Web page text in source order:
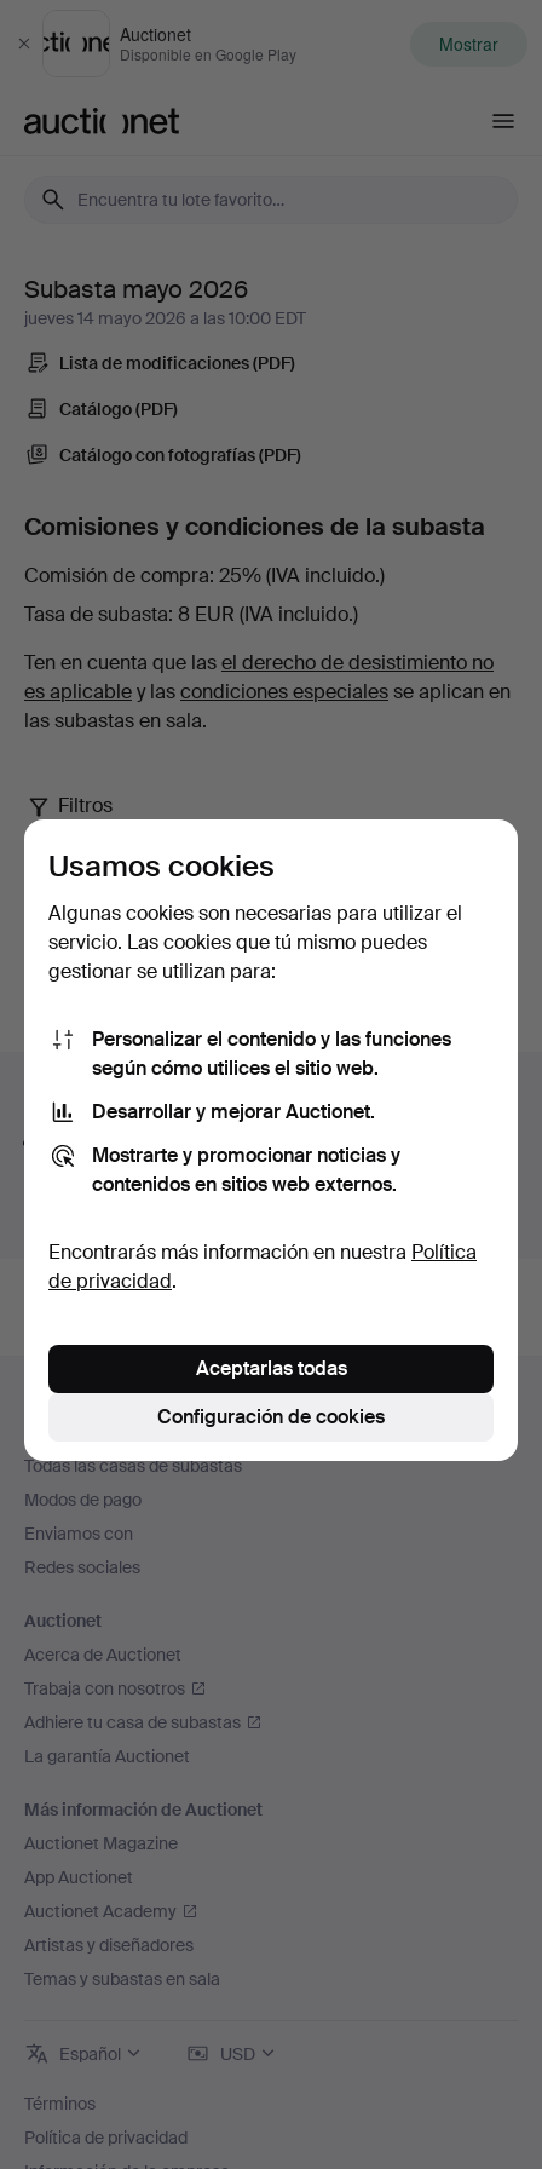
Cerrar
Auctionet
Disponible en Google Play Mostrar
Subasta
mayo
2026
Vajillas,
cristalerías
cuberterías.
Balclis
Subasta mayo 2026
jueves 14 mayo 2026 a las 10:00 EDT
Lista de modificaciones (PDF)
Catálogo (PDF)
Catálogo con fotografías (PDF)
Comisiones y condiciones de la subasta
Comisión de compra 25% (IVA incluido.)
Tasa de subasta 8 EUR (IVA incluido.)
Ten en cuenta que lasel derecho de desistimiento no
es aplicabley lascondiciones especialesse aplican en
las subastas en sala.
Filtros
Subasta mayo 2026 - Vajillas, cristalerías y
cuberterías. en Balclis
0 lotes
Subastas
curso
Lo sentimos, no tenemos ningún lote que coincida con
La función de búsqueda también admite partes de
palabras. Por ejemplo si buscas
te aparecerán
el
pie
de
página
Ayuda y contacto
Contacta con el servicio de atención al cliente
Todas las casas de subastas
Modos de pago
Enviamos con
Redes sociales
Auctionet
Acerca de Auctionet
Trabaja con nosotros
Adhiere tu casa de subastas
La garantía Auctionet
Más información de Auctionet
Auctionet Magazine
App Auctionet
Auctionet Academy
Artistas y diseñadores
Temas y subastas en sala
Español USD
Términos
Política de privacidad
Usamos cookies
Algunas cookies son necesarias para utilizar el
servicio. Las cookies que tú mismo puedes
gestionar se utilizan para:
Personalizar el contenido y las funciones
según cómo utilices el sitio web.
Desarrollar y mejorar Auctionet.
Mostrarte y promocionar noticias y
contenidos en sitios web externos.
Encontrarás más información en nuestra Política
de privacidad.
Configuración de cookies
Aceptarlas todas